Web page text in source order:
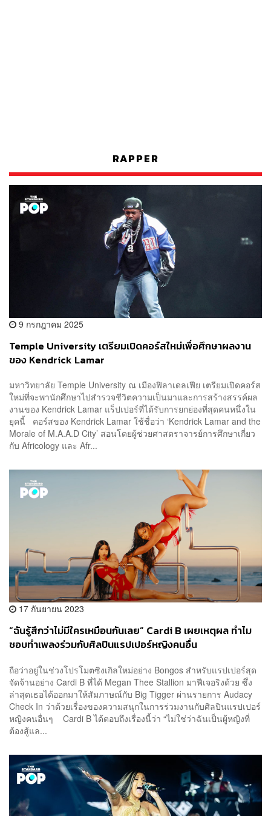
RAPPER
9 กรกฎาคม 2025
Temple University เตรียมเปิดคอร์สใหม่เพื่อศึกษาผลงาน
ของ Kendrick Lamar
มหาวิทยาลัย Temple University ณ เมืองฟิลาเดลเฟีย เตรียมเปิดคอร์ส
ใหม่ที่จะพานักศึกษาไปสำรวจชีวิตความเป็นมาและการสร้างสรรค์ผล
งานของ Kendrick Lamar แร็ปเปอร์ที่ได้รับการยกย่องที่สุดคนหนึ่งใน
ยุคนี้ คอร์สของ Kendrick Lamar ใช้ชื่อว่า ‘Kendrick Lamar and the
Morale of M.A.A.D City’ สอนโดยผู้ช่วยศาสตราจารย์การศึกษาเกี่ยว
กับ Africology และ Afr...
17 กันยายน 2023
“ฉันรู้สึกว่าไม่มีใครเหมือนกันเลย” Cardi B เผยเหตุผล ทำไม
ชอบทำเพลงร่วมกับศิลปินแรปเปอร์หญิงคนอื่น
ถือว่าอยู่ในช่วงโปรโมตซิงเกิลใหม่อย่าง Bongos สำหรับแรปเปอร์สุด
จัดจ้านอย่าง Cardi B ที่ได้ Megan Thee Stallion มาฟีเจอริงด้วย ซึ่ง
ล่าสุดเธอได้ออกมาให้สัมภาษณ์กับ Big Tigger ผ่านรายการ Audacy
Check In ว่าด้วยเรื่องของความสนุกในการร่วมงานกับศิลปินแรปเปอร์
หญิงคนอื่นๆ Cardi B ได้ตอบถึงเรื่องนี้ว่า “ไม่ใช่ว่าฉันเป็นผู้หญิงที่
ต้องสู้แล...